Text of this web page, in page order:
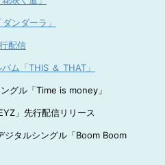
ンダーラ」
配信
ム「THIS ＆ THAT」
グル「Time is money」
」先行配信リリース
ジタルシングル「Boom Boom